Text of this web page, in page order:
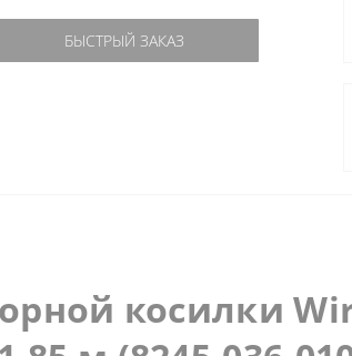
БЫСТРЫЙ ЗАКАЗ
косилки